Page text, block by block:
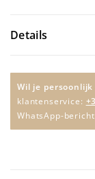
Details
Wil je
klantenservice:
WhatsApp-